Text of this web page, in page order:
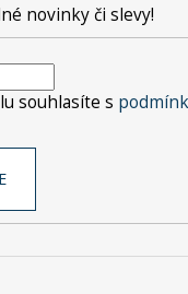
novinky či slevy!
souhlasíte s